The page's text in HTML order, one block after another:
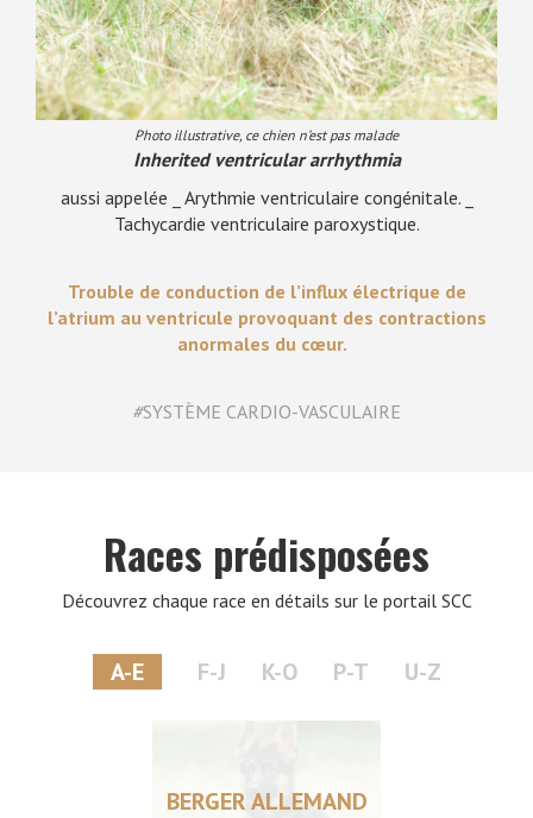
Photo illustrative, ce chien n’est pas malade
Inherited ventricular arrhythmia
aussi appelée _ Arythmie ventriculaire congénitale. _
Tachycardie ventriculaire paroxystique.
Trouble de conduction de l’influx électrique de
l’atrium au ventricule provoquant des contractions
anormales du cœur.
#SYSTÈME CARDIO-VASCULAIRE
Races prédisposées
Découvrez chaque race en détails sur le portail SCC
A-E F-J K-O P-T U-Z
BERGER ALLEMAND